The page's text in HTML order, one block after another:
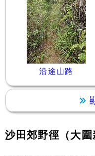
沿途山路
沙田郊野徑（大圍